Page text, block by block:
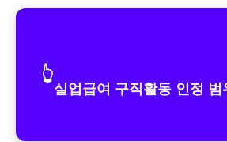
👆
실업급여 구직활동 인정